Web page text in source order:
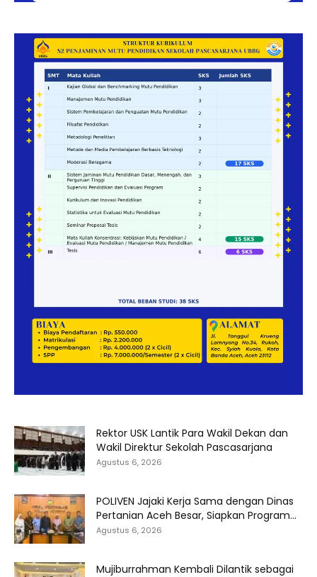
Rektor USK Lantik Para Wakil Dekan dan
Wakil Direktur Sekolah Pascasarjana
Agustus 6, 2026
POLIVEN Jajaki Kerja Sama dengan Dinas
Pertanian Aceh Besar, Siapkan Program...
Agustus 6, 2026
Mujiburrahman Kembali Dilantik sebagai